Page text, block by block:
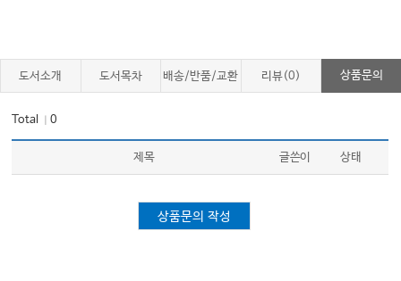
동기부여, 무엇을 어떻게 할 것인가?
교육과 훈련으로 직원의 능력부터 키워주자
능력을 갖춘 직원들이라면 지원과 위임으로 동기부여하라
도서소개 도서목차 배송/반품/교환 리뷰(0) 상품문의
Total ｜0
제목 글쓴이 상태
상품문의 작성